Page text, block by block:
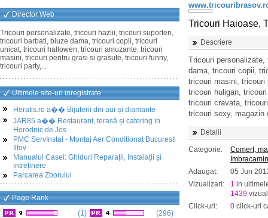
Director Web
Tricouri personalizate, tricouri hazlii, tricouri suporteri,
tricouri barbati, bluze dama, tricouri copii, tricouri
unicat, tricouri hallowen, tricouri amuzante, tricouri
masini, tricouri pentru grasi si grasute, tricouri funny,
tricouri party,...
Ultimele site-uri inregistrate
Heratis.ro a�� Bijuterii din aur și diamante
JAR85 a�� Restaurant, terasă și catering in
Horodnic de Jos
PMC ServInstal - Montaj Aer Conditionat Bucuresti
Ilfov
Manualul Casei: Ghiduri Reparații, Instalații și
intreținere
Parcarea Zborului
Page Rank
(1)
(296)
Tricouri Haioase,
Descriere
Tricouri
dama, tricouri copii,
tricouri masini, tricouri
tricouri huligan,
tricouri cravata,
tricouri sexy, magazin
Detalii
Categorie:
Comert,
Adaugat:
05 Jun
Vizualizari:
1 in
1439
Click-uri:
0 click-uri